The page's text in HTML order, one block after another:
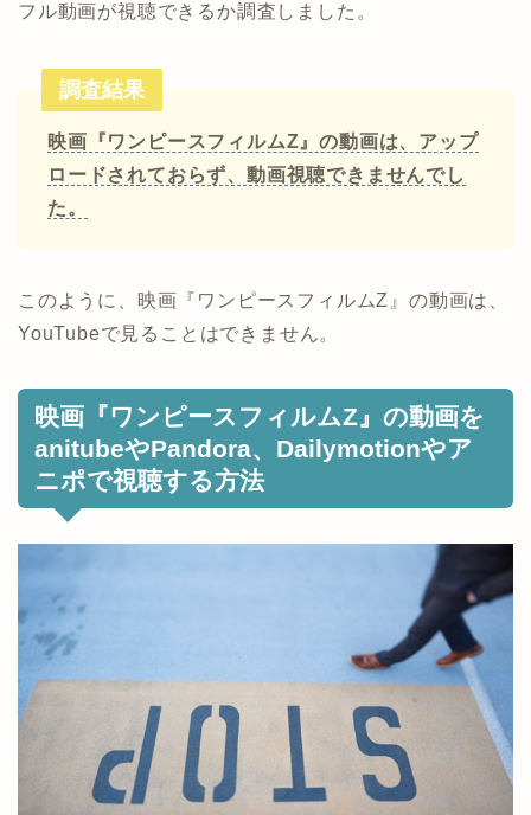
フル動画が視聴できるか調査しました。
調査結果
映画『ワンピースフィルムZ』の動画は、アップ
ロードされておらず、動画視聴できませんでし
た。
このように、映画『ワンピースフィルムZ』の動画は、
YouTubeで見ることはできません。
映画『ワンピースフィルムZ』の動画を
anitubeやPandora、Dailymotionやア
ニポで視聴する方法